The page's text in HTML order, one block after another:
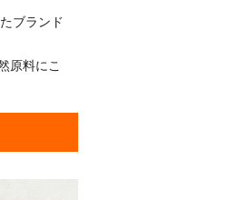
ブランド
原料にこ